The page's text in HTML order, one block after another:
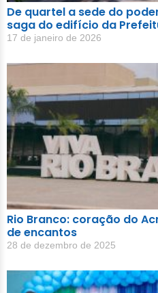
De quartel a sede do
saga do edifício da
17 de janeiro de 2026
Rio Branco: coração do
de encantos
28 de dezembro de 2025